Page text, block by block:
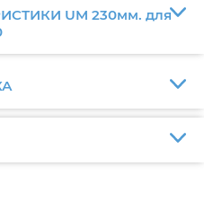
UM 230мм. для